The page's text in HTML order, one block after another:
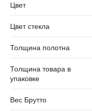
Цвет
Цвет стекла
Толщина полотна
Толщина товара в
упаковке
Вес Брутто